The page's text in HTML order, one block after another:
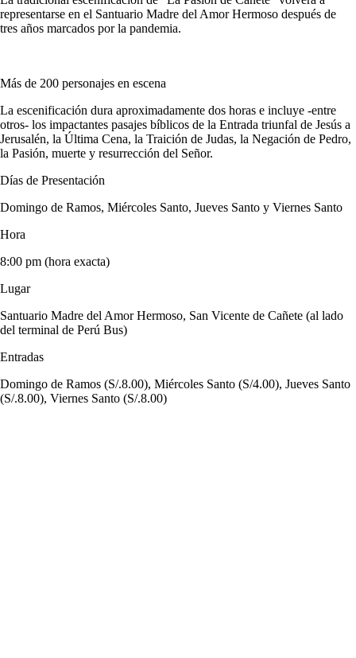
representarse en el Santuario Madre del Amor Hermoso después de
tres años marcados por la pandemia.
Más de 200 personajes en escena
La escenificación dura aproximadamente dos horas e incluye -entre
otros- los impactantes pasajes bíblicos de la Entrada triunfal de Jesús a
Jerusalén, la Última Cena, la Traición de Judas, la Negación de Pedro,
la Pasión, muerte y resurrección del Señor.
Días de Presentación
Domingo de Ramos, Miércoles Santo, Jueves Santo y Viernes Santo
Hora
8:00 pm (hora exacta)
Lugar
Santuario Madre del Amor Hermoso, San Vicente de Cañete (al lado
del terminal de Perú Bus)
Entradas
Domingo de Ramos (S/.8.00), Miércoles Santo (S/4.00), Jueves Santo
(S/.8.00), Viernes Santo (S/.8.00)